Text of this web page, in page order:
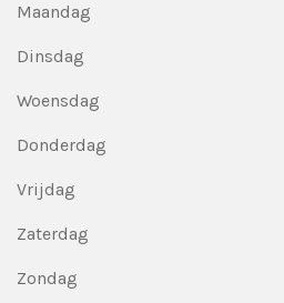
Maandag
Dinsdag
Woensdag
Donderdag
Vrijdag
Zaterdag
Zondag